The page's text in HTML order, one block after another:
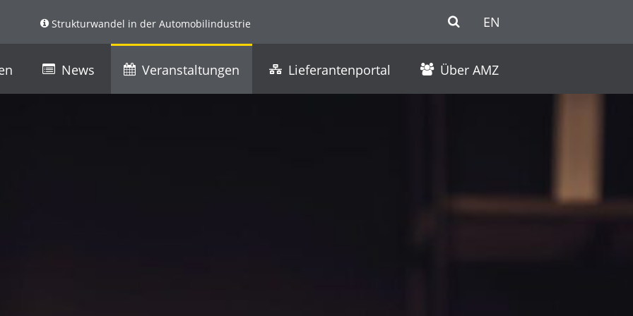
Strukturwandel in der Automobilindustrie EN
News Veranstaltungen Lieferantenportal Über AMZ